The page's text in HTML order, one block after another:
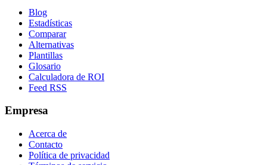
Blog
Estadísticas
Comparar
Alternativas
Plantillas
Glosario
Calculadora de ROI
Feed RSS
Empresa
Acerca de
Contacto
Política de privacidad